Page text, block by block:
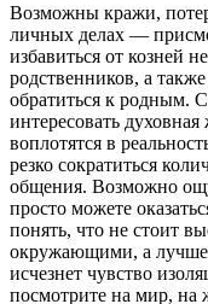
Возможны кражи,
личных делах —
избавиться от козней
родственников, а
обратиться к родным.
интересовать
воплотятся в
резко сократиться
общения. Возможно
просто можете
понять, что не стоит
окружающими, а лучше
исчезнет чувство
посмотрите на мир, на